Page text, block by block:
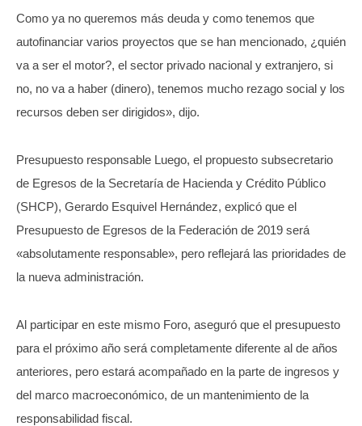
Como ya no queremos más deuda y como tenemos que
autofinanciar varios proyectos que se han mencionado, ¿quién
va a ser el motor?, el sector privado nacional y extranjero, si
no, no va a haber (dinero), tenemos mucho rezago social y los
recursos deben ser dirigidos», dijo.
Presupuesto responsable Luego, el propuesto subsecretario
de Egresos de la Secretaría de Hacienda y Crédito Público
(SHCP), Gerardo Esquivel Hernández, explicó que el
Presupuesto de Egresos de la Federación de 2019 será
«absolutamente responsable», pero reflejará las prioridades de
la nueva administración.
Al participar en este mismo Foro, aseguró que el presupuesto
para el próximo año será completamente diferente al de años
anteriores, pero estará acompañado en la parte de ingresos y
del marco macroeconómico, de un mantenimiento de la
responsabilidad fiscal.